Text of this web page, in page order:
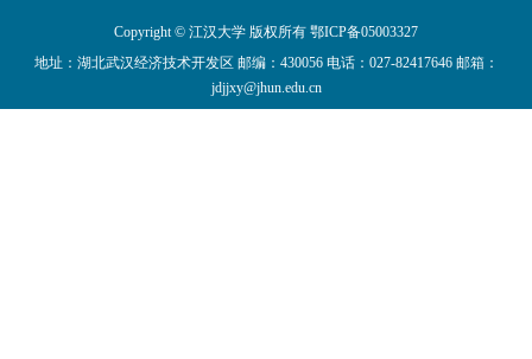
Copyright © 江汉大学 版权所有 鄂ICP备05003327
地址：湖北武汉经济技术开发区 邮编：430056 电话：027-82417646 邮箱：
jdjjxy@jhun.edu.cn